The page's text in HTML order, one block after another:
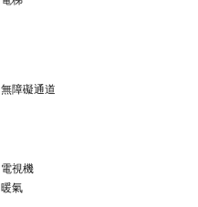
無障礙通道
電視機
暖氣